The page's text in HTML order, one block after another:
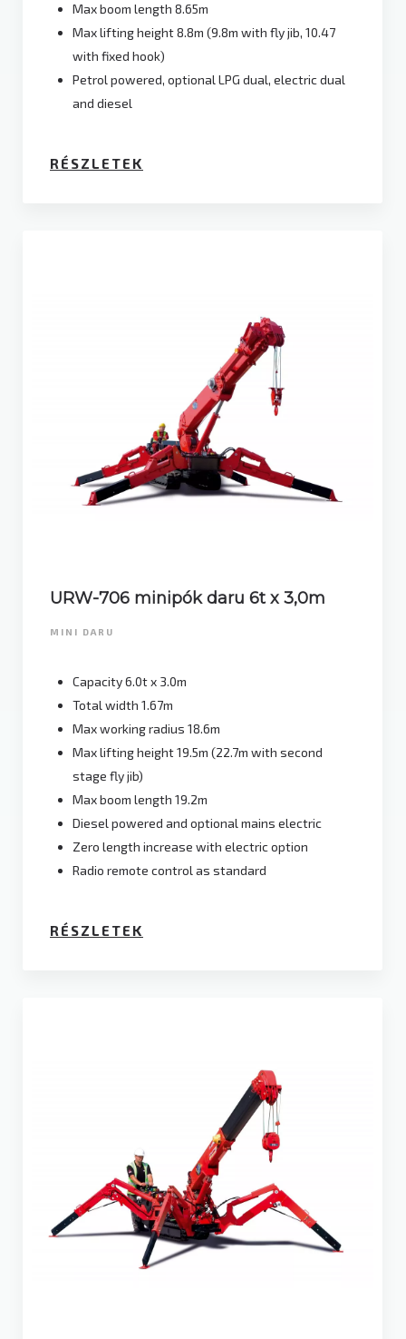
Max boom length 8.65m
Max lifting height 8.8m (9.8m with fly jib, 10.47
with fixed hook)
Petrol powered, optional LPG dual, electric dual
and diesel
RÉSZLETEK
URW-706 minipók daru 6t x 3,0m
MINI DARU
Capacity 6.0t x 3.0m
Total width 1.67m
Max working radius 18.6m
Max lifting height 19.5m (22.7m with second
stage fly jib)
Max boom length 19.2m
Diesel powered and optional mains electric
Zero length increase with electric option
Radio remote control as standard
RÉSZLETEK